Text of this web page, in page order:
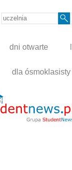
dni otwarte
dla ósmoklasisty